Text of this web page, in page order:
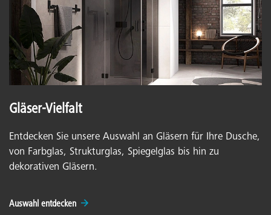
Gläser-Vielfalt
Entdecken Sie unsere Auswahl an Gläsern für Ihre Dusche,
von Farbglas, Strukturglas, Spiegelglas bis hin zu
dekorativen Gläsern.
Auswahl entdecken